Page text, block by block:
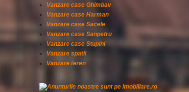
Vanzare case Ghimbav
Vanzare case Harman
Vanzare case Sacele
Vanzare case Sanpetru
Vanzare case Stupini
Vanzare spatii
Vanzare teren